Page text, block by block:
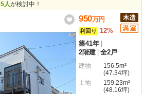
5人が検討中！
950万円
利回り
12%
築41年
2階建 全2戸
建物
156.5m²
(47.34坪)
土地
159.23m²
(48.16坪)